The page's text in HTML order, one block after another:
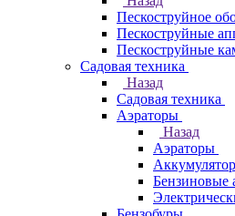
Пескоструйное
Пескоструйные
Пескоструйные
Садовая техника
Назад
Садовая техника
Аэраторы
Назад
Аэраторы
Бензиновые